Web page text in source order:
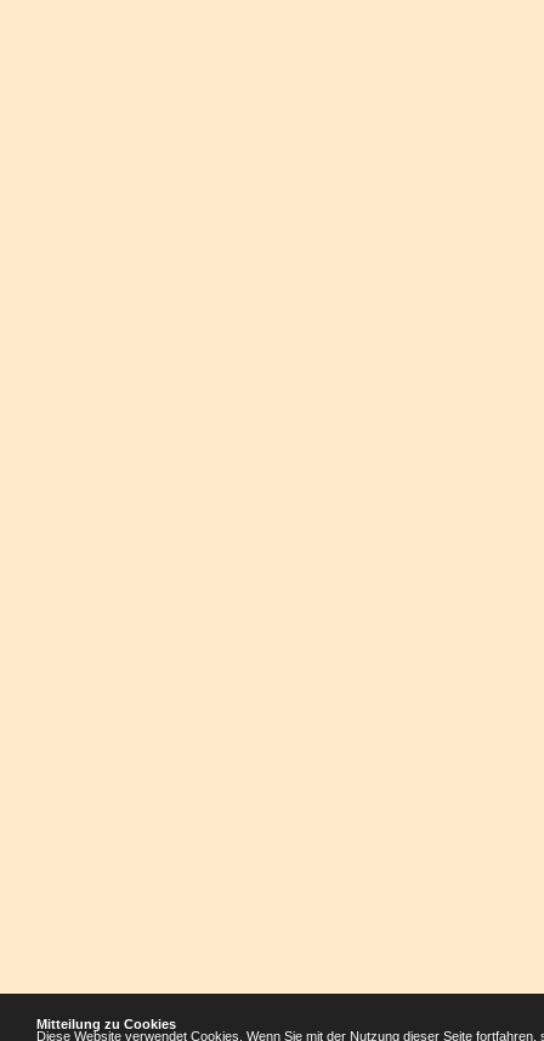
Mitteilung zu Cookies
Diese Website verwendet Cookies. Wenn Sie mit der Nutzung dieser Seite